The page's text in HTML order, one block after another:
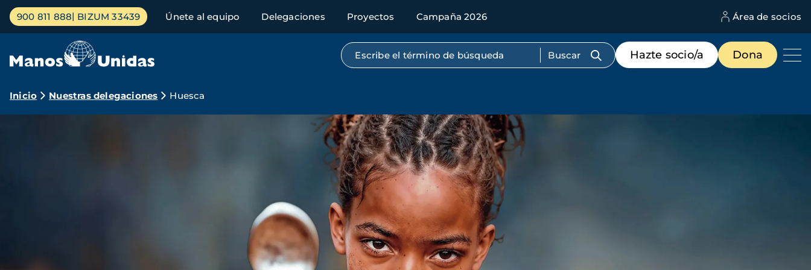
Pasar
contenido
Menú
principal
900 811 888 BIZUM 33439 Únete al equipo Delegaciones Proyectos Campaña 2026 Área de socios
Búsqueda por texto completo
Menú
de
destacados
Hazte socio/a Dona
Ruta
Inicio Nuestras delegaciones Huesca